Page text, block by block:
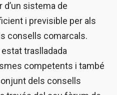
d’un sistema de
i previsible per als
consells comarcals.
traslladada
competents i també
dels consells